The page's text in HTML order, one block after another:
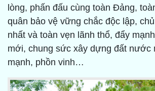
lòng, phấn đấu cùng toàn Đảng,
quân bảo vệ vững chắc độc lập,
nhất và toàn vẹn lãnh thổ, đẩy
mới, chung sức xây dựng đất nước
mạnh, phồn vinh…